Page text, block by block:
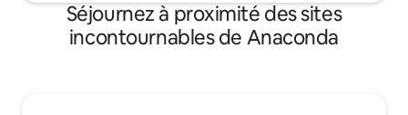
Séjournez à proximité des sites
incontournables de Anaconda